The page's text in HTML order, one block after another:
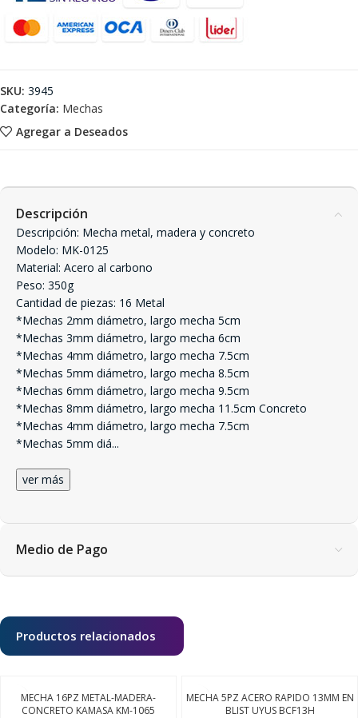
Agregar a Deseados
SKU: 3945
Categoría: Mechas
Descripción
Descripción: Mecha metal, madera y concreto
Modelo: MK-0125
Material: Acero al carbono
Peso: 350g
Cantidad de piezas: 16 Metal
*Mechas 2mm diámetro, largo mecha 5cm
*Mechas 3mm diámetro, largo mecha 6cm
*Mechas 4mm diámetro, largo mecha 7.5cm
*Mechas 5mm diámetro, largo mecha 8.5cm
*Mechas 6mm diámetro, largo mecha 9.5cm
*Mechas 8mm diámetro, largo mecha 11.5cm Concreto
*Mechas 4mm diámetro, largo mecha 7.5cm
*Mechas 5mm diá...
ver más
Medio de Pago
Productos relacionados
MECHA 16PZ METAL-MADERA-
CONCRETO KAMASA KM-1065
MECHA 5PZ ACERO RAPIDO 13MM EN
BLIST UYUS BCF13H